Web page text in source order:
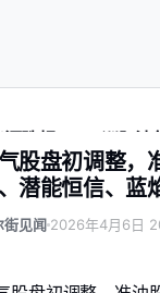
跌超 7%，洲际油
股盘初调整，
潜能恒信、蓝
街见闻 2026年4月6日